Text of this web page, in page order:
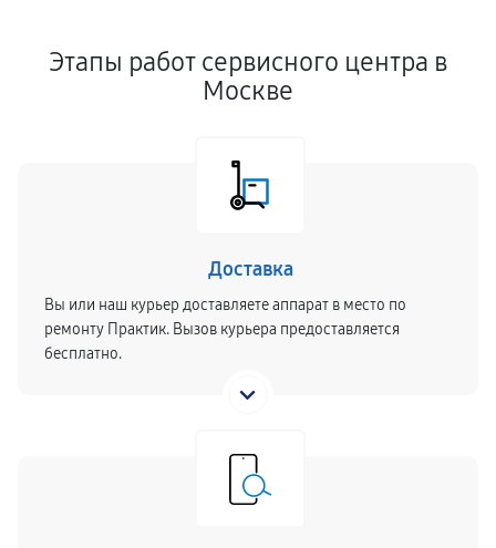
Этапы работ сервисного центра в
Москве
Доставка
Вы или наш курьер доставляете аппарат в место по
ремонту Практик. Вызов курьера предоставляется
бесплатно.